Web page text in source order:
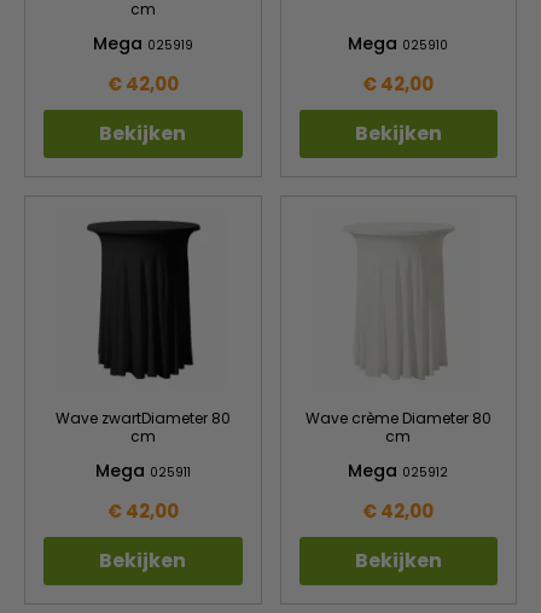
cm
Mega 025919
€ 42,00
Bekijken
Mega 025910
€ 42,00
Bekijken
Wave zwartDiameter 80
cm
Mega 025911
€ 42,00
Bekijken
Wave crème Diameter 80
cm
Mega 025912
€ 42,00
Bekijken